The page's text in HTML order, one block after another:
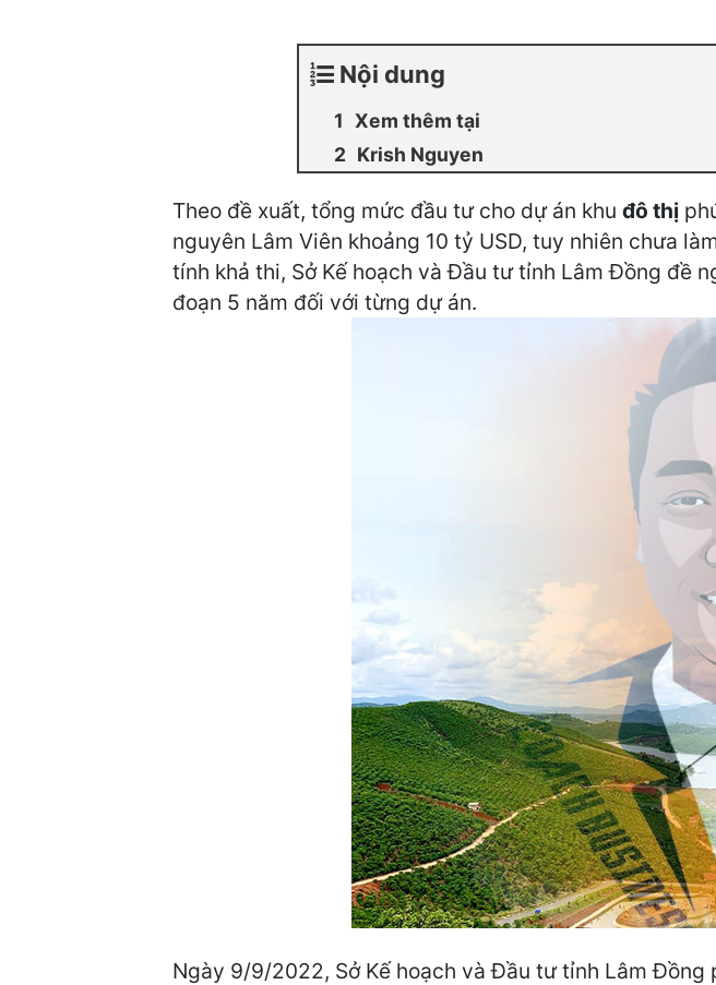
Nội dung
Xem thêm tại
Krish Nguyen
Theo đề xuất, tổng mức đầu tư cho dự án khu đô thị
nguyên Lâm Viên khoảng 10 tỷ USD, tuy nhiên chưa
tính khả thi, Sở Kế hoạch và Đầu tư tỉnh Lâm Đồng đề
đoạn 5 năm đối với từng dự án.
Ngày 9/9/2022, Sở Kế hoạch và Đầu tư tỉnh Lâm